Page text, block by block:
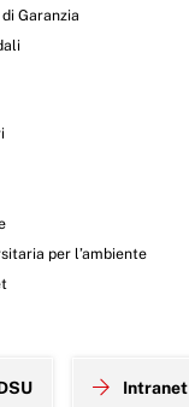
Garanzia
per l’ambiente
Intranet